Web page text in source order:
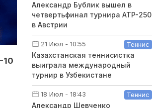
10
Александр Бублик вышел в
четвертьфинал турнира ATP-250
в Австрии
21 Июл - 10:55 Теннис
Казахстанская теннисистка
выиграла международный
турнир в Узбекистане
18 Июл - 18:43 Теннис
Александр Шевченко